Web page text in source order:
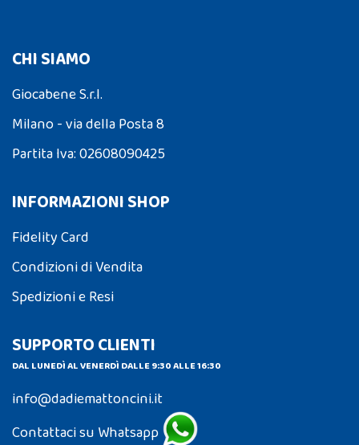
CHI SIAMO
Giocabene S.r.l.
Milano - via della Posta 8
Partita Iva: 02608090425
INFORMAZIONI SHOP
Fidelity Card
Condizioni di Vendita
Spedizioni e Resi
SUPPORTO CLIENTI
DAL LUNEDÌ AL VENERDÌ DALLE 9:30 ALLE 16:30
info@dadiemattoncini.it
Contattaci su Whatsapp